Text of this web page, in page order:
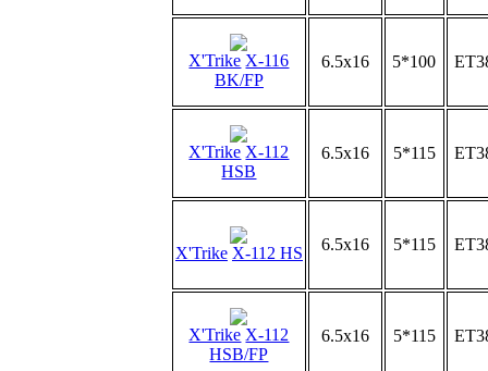
X'Trike X-116
BK/FP
6.5x16 5*100
X'Trike X-112
HSB
6.5x16 5*115
X'Trike X-112 HS 6.5x16 5*115
X'Trike X-112
HSB/FP
6.5x16 5*115